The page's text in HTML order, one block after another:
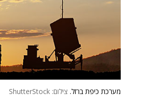
מערכת כיפת ברזל. צילום: ShutterStock